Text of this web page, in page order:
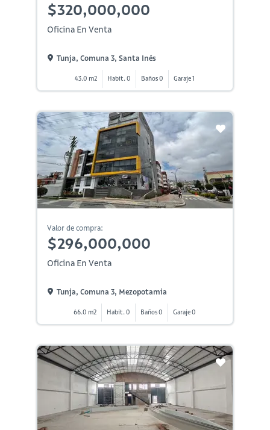
$320,000,000
Oficina En Venta
Tunja, Comuna 3, Santa Inés
43.0 m2 Habit. 0 Baños 0 Garaje 1
Valor de compra:
$296,000,000
Oficina En Venta
Tunja, Comuna 3, Mezopotamia
66.0 m2 Habit. 0 Baños 0 Garaje 0